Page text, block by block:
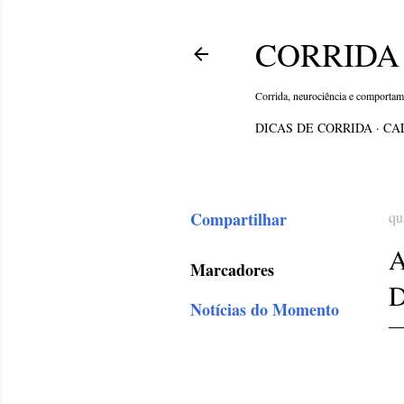
Corrida, neurociência e
DICAS DE CORRIDA
Compartilhar
Marcadores
Notícias do Momento